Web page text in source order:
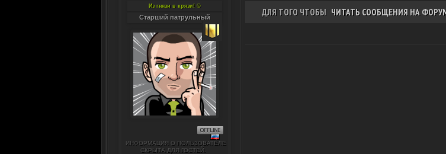
Из гнязи в крязи! ©
Старший патрульный
ИНФОРМАЦИЯ О ПОЛЬЗОВАТЕЛЕ
СКРЫТА ДЛЯ ГОСТЕЙ.
ДЛЯ ТОГО ЧТОБЫ ЧИТАТЬ СООБЩЕНИЯ НА